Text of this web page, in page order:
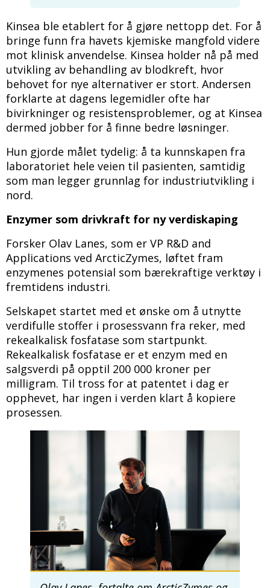
Kinsea ble etablert for å gjøre nettopp det. For å
bringe funn fra havets kjemiske mangfold videre
mot klinisk anvendelse. Kinsea holder nå på med
utvikling av behandling av blodkreft, hvor
behovet for nye alternativer er stort. Andersen
forklarte at dagens legemidler ofte har
bivirkninger og resistensproblemer, og at Kinsea
dermed jobber for å finne bedre løsninger.
Hun gjorde målet tydelig: å ta kunnskapen fra
laboratoriet hele veien til pasienten, samtidig
som man legger grunnlag for industriutvikling i
nord.
Enzymer som drivkraft for ny verdiskaping
Forsker Olav Lanes, som er VP R&D and
Applications ved ArcticZymes, løftet fram
enzymenes potensial som bærekraftige verktøy i
fremtidens industri.
Selskapet startet med et ønske om å utnytte
verdifulle stoffer i prosessvann fra reker, med
rekealkalisk fosfatase som startpunkt.
Rekealkalisk fosfatase er et enzym med en
salgsverdi på opptil 200 000 kroner per
milligram. Til tross for at patentet i dag er
opphevet, har ingen i verden klart å kopiere
prosessen.